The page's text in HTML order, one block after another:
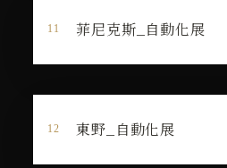
菲尼克斯_自動化展
東野_自動化展